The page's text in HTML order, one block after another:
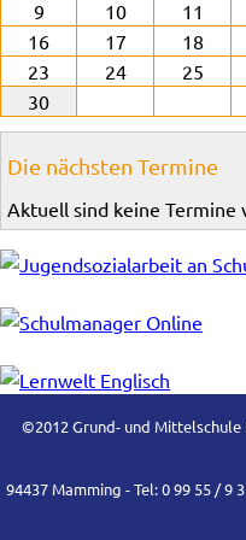
9
10 11
16
17 18
23
24 25
30
Die nächsten Termine
Aktuell sind keine Termine
©2012 Grund- und
94437 Mamming - Tel: 0 99 55 / 9